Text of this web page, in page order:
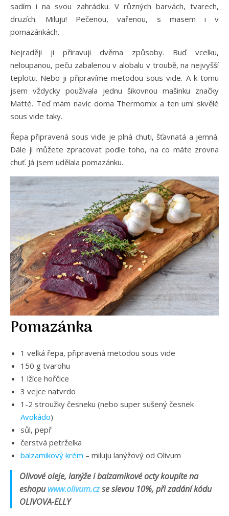
sadím i na svou zahrádku. V různých barvách, tvarech,
druzích. Miluju! Pečenou, vařenou, s masem i v
pomazánkách.
Nejraději ji přiravuji dvěma způsoby. Buď vcelku,
neloupanou, peču zabalenou v alobalu v troubě, na nejvyšší
teplotu. Nebo ji připravíme metodou sous vide. A k tomu
jsem vždycky používala jednu šikovnou mašinku značky
Matté. Teď mám navíc doma Thermomix a ten umí skvělé
sous vide taky.
Řepa připravená sous vide je plná chuti, šťavnatá a jemná.
Dále ji můžete zpracovat podle toho, na co máte zrovna
chuť. Já jsem udělala pomazánku.
Pomazánka
1 velká řepa, připravená metodou sous vide
150 g tvarohu
1 lžíce hořčice
3 vejce natvrdo
1-2 stroužky česneku (nebo super sušený česnek
Avokádo)
sůl, pepř
čerstvá petrželka
balzamikový krém – miluju lanýžový od Olivum
Olivové oleje, lanýže i balzamikové octy koupíte na
eshopuwww.olivum.czse slevou 10%, při zadání kódu
OLIVOVA-ELLY